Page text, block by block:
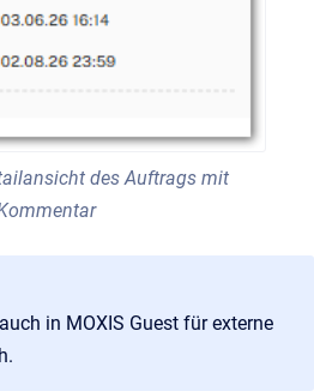
des Auftrags mit
in MOXIS Guest für externe